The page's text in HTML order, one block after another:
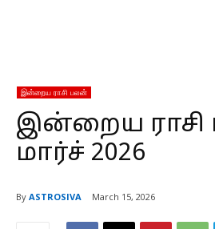
இன்றைய ராசி பலன்
இன்றைய ராசி
மார்ச் 2026
By ASTROSIVA March 15, 2026